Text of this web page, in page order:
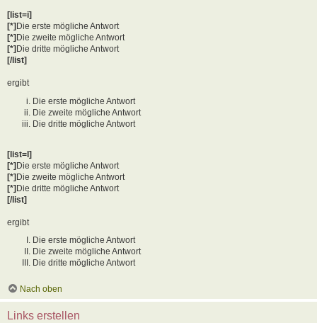
[list=i]
[*] Die erste mögliche Antwort
[*] Die zweite mögliche Antwort
[*] Die dritte mögliche Antwort
[/list]
ergibt
Die erste mögliche Antwort
Die zweite mögliche Antwort
Die dritte mögliche Antwort
[list=I]
[*]Die erste mögliche Antwort
[*]Die zweite mögliche Antwort
[*]Die dritte mögliche Antwort
[/list]
ergibt
Die erste mögliche Antwort
Die zweite mögliche Antwort
Die dritte mögliche Antwort
Nach oben
Links erstellen